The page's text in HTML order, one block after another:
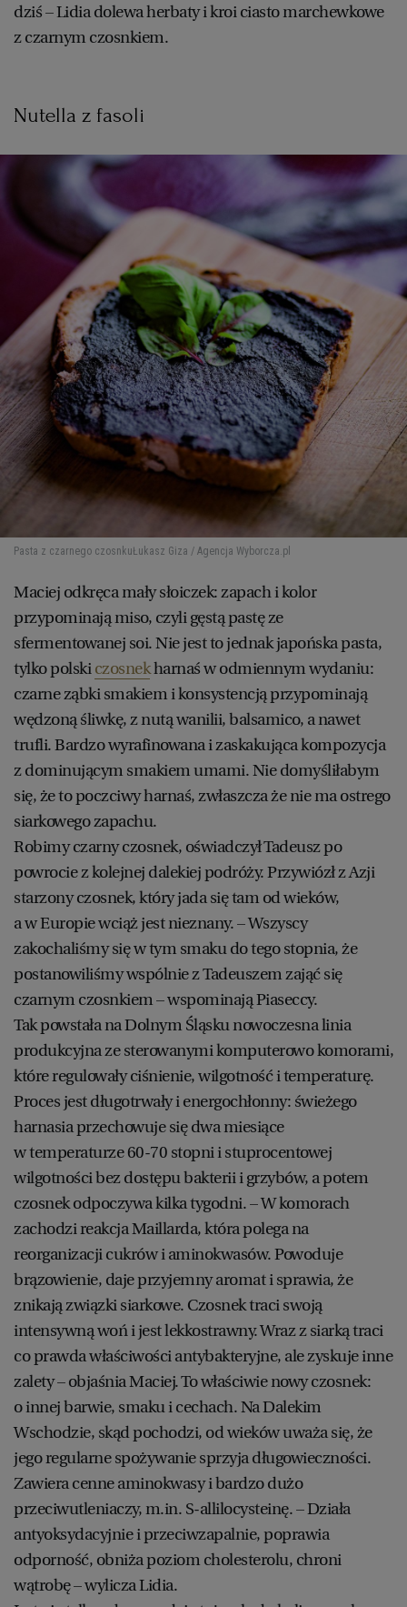
dziś – Lidia dolewa herbaty i kroi ciasto marchewkowe
z czarnym czosnkiem.
Nutella z fasoli
Pasta z czarnego czosnku Łukasz Giza / Agencja Wyborcza.pl
Maciej odkręca mały słoiczek: zapach i kolor
przypominają miso, czyli gęstą pastę ze
sfermentowanej soi. Nie jest to jednak japońska pasta,
tylko polskiczosnekharnaś w odmiennym wydaniu:
czarne ząbki smakiem i konsystencją przypominają
wędzoną śliwkę, z nutą wanilii, balsamico, a nawet
trufli. Bardzo wyrafinowana i zaskakująca kompozycja
z dominującym smakiem umami. Nie domyśliłabym
się, że to poczciwy harnaś, zwłaszcza że nie ma ostrego
siarkowego zapachu.
Robimy czarny czosnek, oświadczył Tadeusz po
powrocie z kolejnej dalekiej podróży. Przywiózł z Azji
starzony czosnek, który jada się tam od wieków,
a w Europie wciąż jest nieznany. – Wszyscy
zakochaliśmy się w tym smaku do tego stopnia, że
postanowiliśmy wspólnie z Tadeuszem zająć się
czarnym czosnkiem – wspominają Piaseccy.
Tak powstała na Dolnym Śląsku nowoczesna linia
produkcyjna ze sterowanymi komputerowo komorami,
które regulowały ciśnienie, wilgotność i temperaturę.
Proces jest długotrwały i energochłonny: świeżego
harnasia przechowuje się dwa miesiące
w temperaturze 60-70 stopni i stuprocentowej
wilgotności bez dostępu bakterii i grzybów, a potem
czosnek odpoczywa kilka tygodni. – W komorach
zachodzi reakcja Maillarda, która polega na
reorganizacji cukrów i aminokwasów. Powoduje
brązowienie, daje przyjemny aromat i sprawia, że
znikają związki siarkowe. Czosnek traci swoją
intensywną woń i jest lekkostrawny. Wraz z siarką traci
co prawda właściwości antybakteryjne, ale zyskuje inne
zalety – objaśnia Maciej. To właściwie nowy czosnek:
o innej barwie, smaku i cechach. Na Dalekim
Wschodzie, skąd pochodzi, od wieków uważa się, że
jego regularne spożywanie sprzyja długowieczności.
Zawiera cenne aminokwasy i bardzo dużo
przeciwutleniaczy, m.in. S-allilocysteinę. – Działa
antyoksydacyjnie i przeciwzapalnie, poprawia
odporność, obniża poziom cholesterolu, chroni
wątrobę – wylicza Lidia.